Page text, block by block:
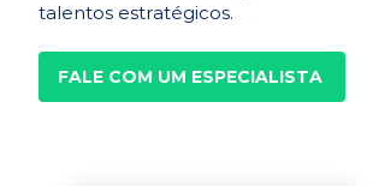
talentos estratégicos.
FALE COM UM ESPECIALISTA